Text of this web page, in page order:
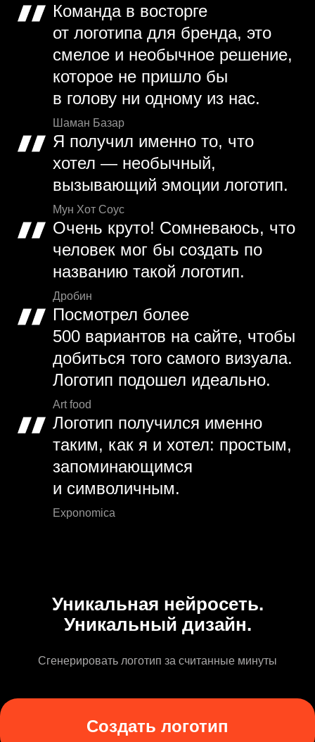
Команда в восторге
от логотипа для бренда, это
смелое и необычное решение,
которое не пришло бы
в голову ни одному из нас.
Шаман Базар
Я получил именно то, что
хотел — необычный,
вызывающий эмоции логотип.
Мун Хот Соус
Очень круто! Сомневаюсь, что
человек мог бы создать по
названию такой логотип.
Дробин
Посмотрел более
500 вариантов на сайте, чтобы
добиться того самого визуала.
Логотип подошел идеально.
Art food
Логотип получился именно
таким, как я и хотел: простым,
запоминающимся
и символичным.
Exponomica
Уникальная нейросеть.
Уникальный дизайн.
Сгенерировать логотип за считанные минуты
Создать логотип